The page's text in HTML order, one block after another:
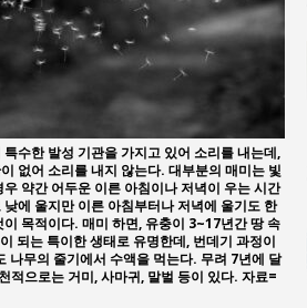
수한 발성 기관을 가지고 있어 소리를 내는데,
없어 소리를 내지 않는다. 대부분의 매미는 빛
약간 어두운 이른 아침이나 저녁이 우는 시간
에 울지만 이른 아침부터나 저녁에 울기도 한
목적이다. 매미 하면, 유충이 3~17년간 땅 속
되는 특이한 생태로 유명한데, 번데기 과정이
나무의 줄기에서 수액을 먹는다. 무려 7년에 달
적으로는 거미, 사마귀, 말벌 등이 있다. 자료=